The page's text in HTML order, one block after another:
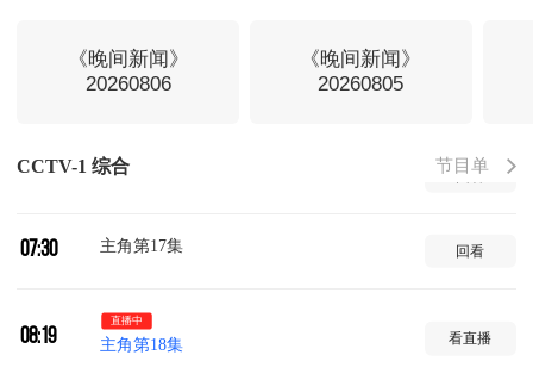
《晚间新闻》
20260806
《晚间新闻》
20260805
CCTV-1 综合 节目单
主角第15集
06:41 主角第16集 回看
07:30 主角第17集 回看
08:19
直播中
主角第18集 看直播